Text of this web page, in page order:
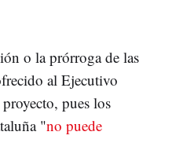
o la prórroga de las
al Ejecutivo
pues los
"no puede